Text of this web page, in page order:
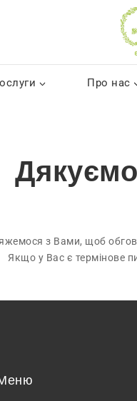
Про нас
з Вами, щоб
Якщо у Вас є термінове